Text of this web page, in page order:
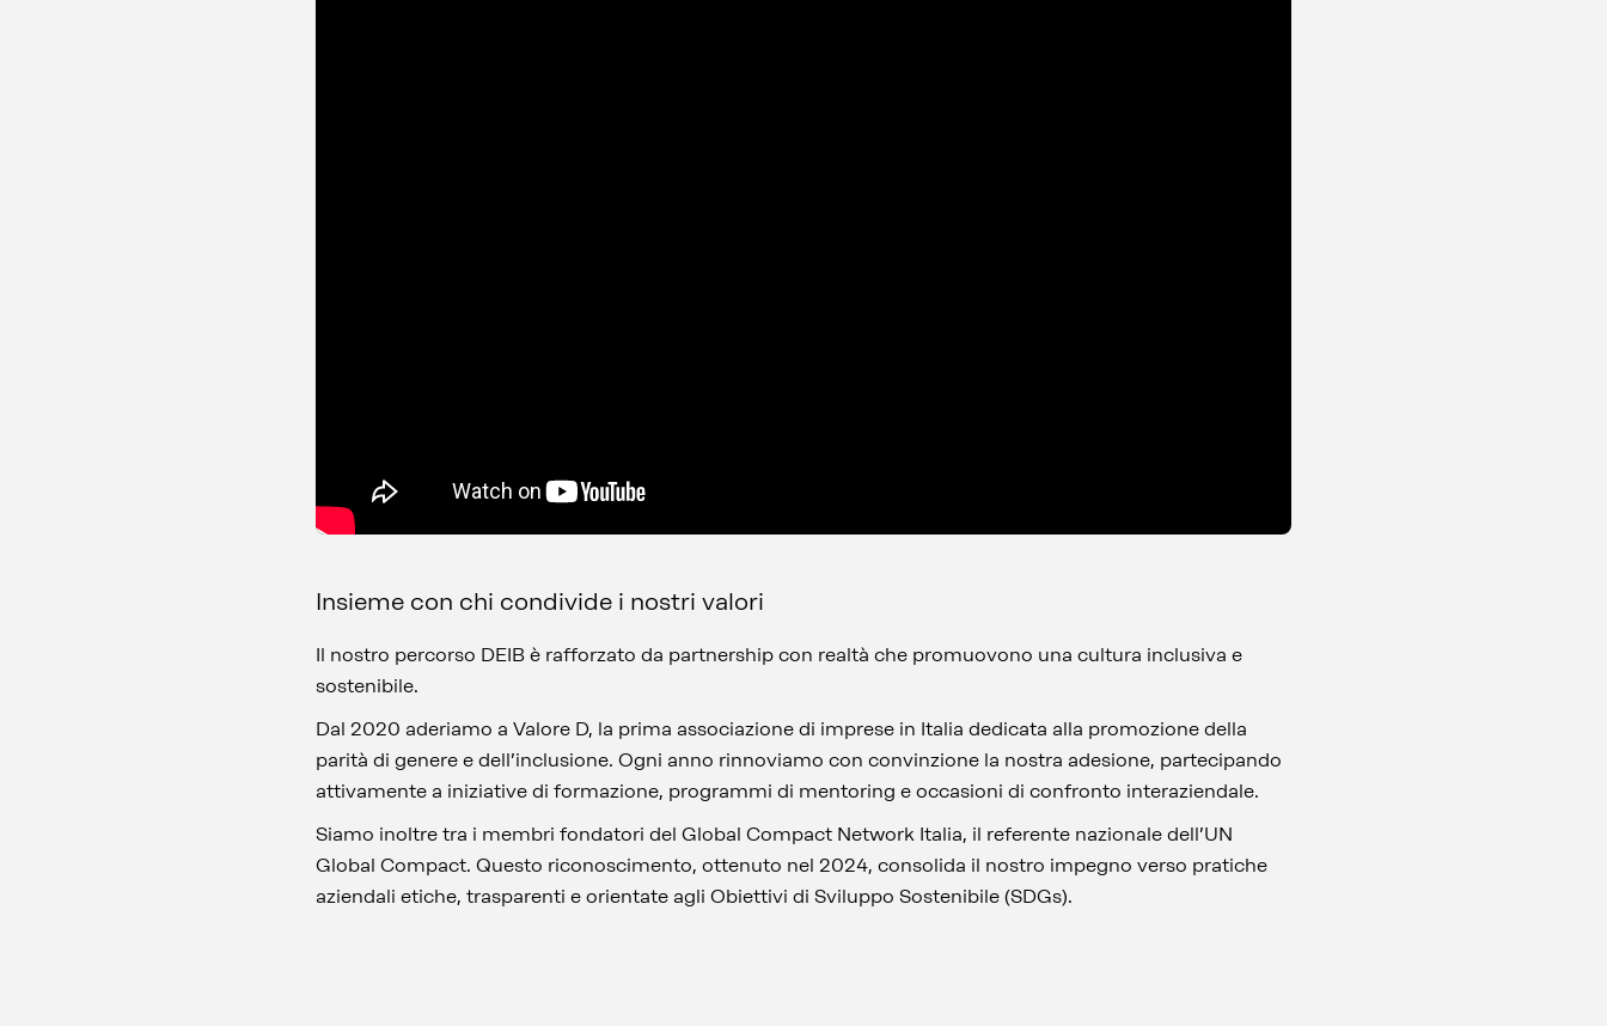
Insieme con chi condivide i nostri valori
Il nostro percorso DEIB è rafforzato da partnership con realtà che promuovono una cultura inclusiva e
sostenibile.
Dal 2020 aderiamo a Valore D, la prima associazione di imprese in Italia dedicata alla promozione della
parità di genere e dell’inclusione. Ogni anno rinnoviamo con convinzione la nostra adesione, partecipando
attivamente a iniziative di formazione, programmi di mentoring e occasioni di confronto interaziendale.
Siamo inoltre tra i membri fondatori del Global Compact Network Italia, il referente nazionale dell’UN
Global Compact. Questo riconoscimento, ottenuto nel 2024, consolida il nostro impegno verso pratiche
aziendali etiche, trasparenti e orientate agli Obiettivi di Sviluppo Sostenibile (SDGs).